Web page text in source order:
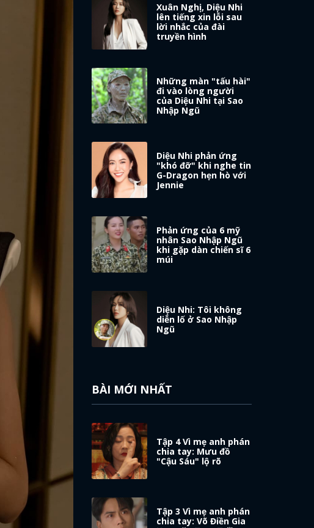
Xuân Nghị, Diệu Nhi
lên tiếng xin lỗi sau
lời nhắc của đài
truyền hình
Những màn "tấu hài"
đi vào lòng người
của Diệu Nhi tại Sao
Nhập Ngũ
Diệu Nhi phản ứng
"khó đỡ" khi nghe tin
G-Dragon hẹn hò với
Jennie
Phản ứng của 6 mỹ
nhân Sao Nhập Ngũ
khi gặp dàn chiến sĩ 6
múi
Diệu Nhi: Tôi không
diễn lố ở Sao Nhập
Ngũ
BÀI MỚI NHẤT
Tập 4 Vì mẹ anh phán
chia tay: Mưu đồ
"Cậu Sáu" lộ rõ
Tập 3 Vì mẹ anh phán
chia tay: Võ Điền Gia